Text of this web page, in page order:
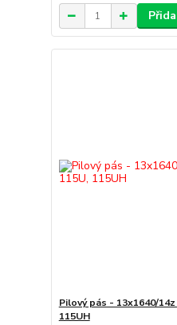
Pilový pás - 13x1640/
115UH